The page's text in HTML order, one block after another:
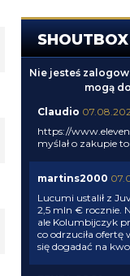
SHOUTBOX
Nie jesteś
mogą
Claudio
https://
myślał o zakupie
martins2000
Lucumi ustalił z
2,5 mln € rocznie.
ale Kolumbijczyk
co odrzuciła ofertę
się dogadać na